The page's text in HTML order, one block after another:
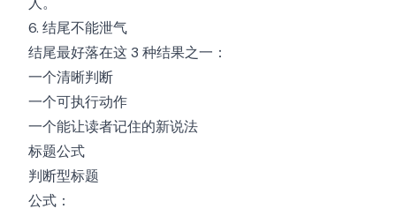
6. 结尾不能泄气
结尾最好落在这 3 种结果之一：
一个清晰判断
一个可执行动作
一个能让读者记住的新说法
标题公式
判断型标题
公式：